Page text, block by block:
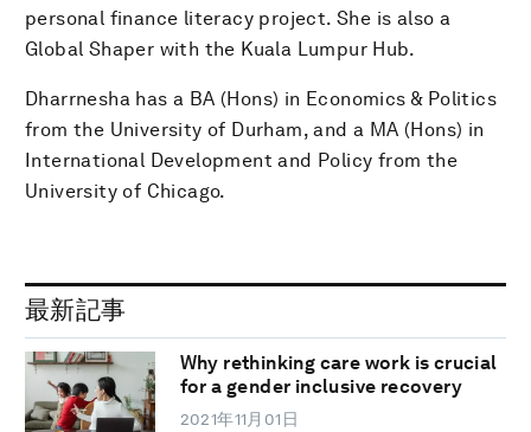
personal finance literacy project. She is also a
Global Shaper with the Kuala Lumpur Hub.
Dharrnesha has a BA (Hons) in Economics & Politics
from the University of Durham, and a MA (Hons) in
International Development and Policy from the
University of Chicago.
最新記事
Why rethinking care work is crucial
for a gender inclusive recovery
2021年11月01日